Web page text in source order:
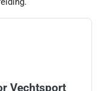
Vechtsport